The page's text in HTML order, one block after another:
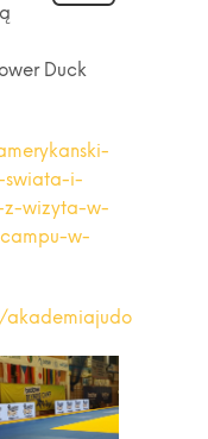
Duck
swiata-i-
z-wizyta-w-
w-
akademiajudo